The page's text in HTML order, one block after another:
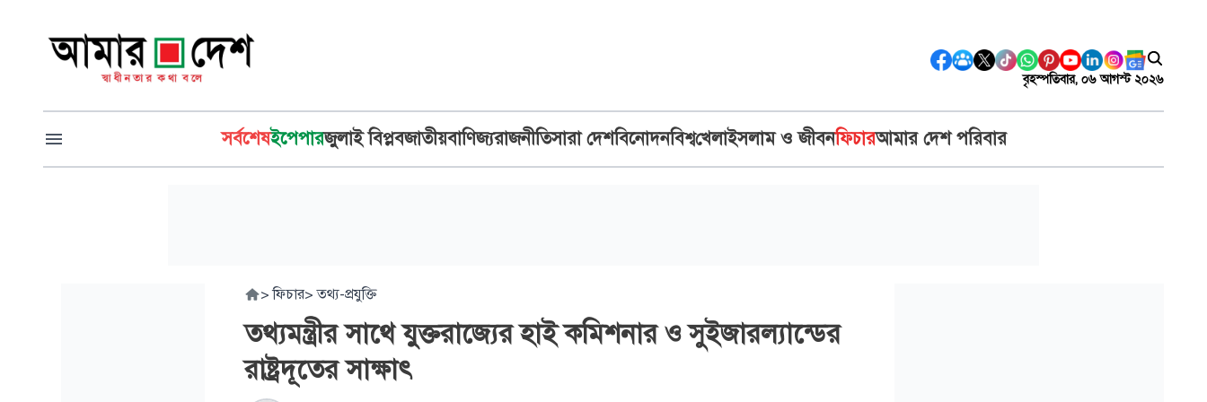
বৃহস্পতিবার, ০৬ আগস্ট ২০২৬
সর্বশেষইপেপারজুলাই বিপ্লবজাতীয়বাণিজ্যরাজনীতিসারা দেশবিনোদনবিশ্বখেলাইসলাম ও জীবনফিচারআমার দেশ পরিবার
> ফিচার> তথ্য-প্রযুক্তি
তথ্যমন্ত্রীর সাথে যুক্তরাজ্যের হাই কমিশনার ও সুইজারল্যান্ডের
রাষ্ট্রদূতের সাক্ষাৎ